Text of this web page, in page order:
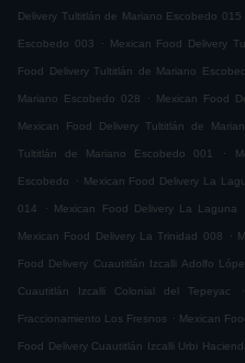
Delivery Tultitlán de Mariano Escobedo 015
Escobedo 003 . Mexican Food Delivery
Food Delivery Tultitlán de Mariano
Mariano Escobedo 028 . Mexican Food
Mexican Food Delivery Tultitlán de
Tultitlán de Mariano Escobedo 001 .
Escobedo . Mexican Food Delivery La
014 . Mexican Food Delivery La Laguna
Mexican Food Delivery La Trinidad 008 .
Food Delivery Cuautitlán Izcalli Adolfo
Cuautitlán Izcalli Colonial del Tepeyac .
Fraccionamiento Los Fresnos . Mexican
Food Delivery Cuautitlán Izcalli Urbi